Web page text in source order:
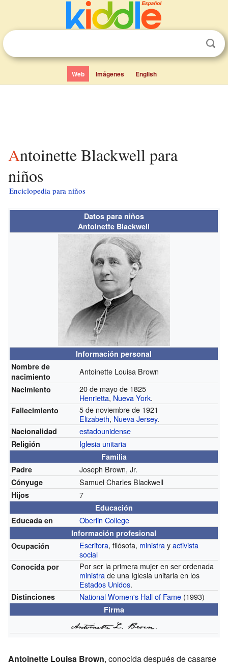
Web Imágenes English
Antoinette Blackwell para
niños
Enciclopedia para niños
Datos para niños
Antoinette Blackwell
Información personal
Nombre de
nacimiento
Antoinette Louisa Brown
Nacimiento
20 de mayo de 1825
Henrietta, Nueva York.
Fallecimiento
5 de noviembre de 1921
Elizabeth, Nueva Jersey.
Nacionalidad estadounidense
Religión Iglesia unitaria
Familia
Padre
Joseph Brown, Jr.
Cónyuge Samuel Charles Blackwell
Hijos 7
Educación
Educada en
Oberlin College
Información profesional
Ocupación
Escritora, filósofa, ministrayactivista
social
Conocida por
Por ser la primera mujer en ser ordenada
ministrade una Iglesia unitaria en los
Estados Unidos.
Distinciones National Women's Hall of Fame (1993)
Firma
Antoinette Louisa Brown, conocida después de casarse